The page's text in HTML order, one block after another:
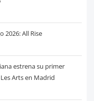
2026: All Rise
estrena su primer
Arts en Madrid